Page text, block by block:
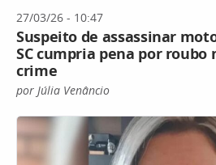
27/03/26 - 10:47
Suspeito de assassinar
SC cumpria pena por roubo
crime
por Júlia Venâncio